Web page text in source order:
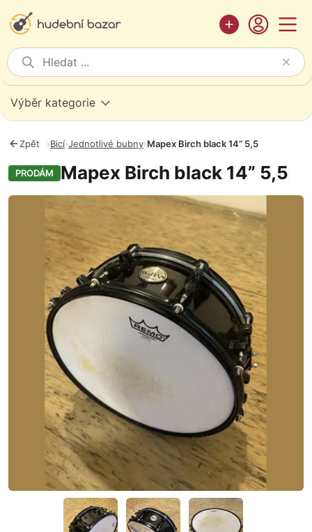
Výběr kategorie
Zpět ›Bicí›Jednotlivé bubny›Mapex Birch black 14” 5,5
PRODÁM Mapex Birch black 14” 5,5
Fotografie